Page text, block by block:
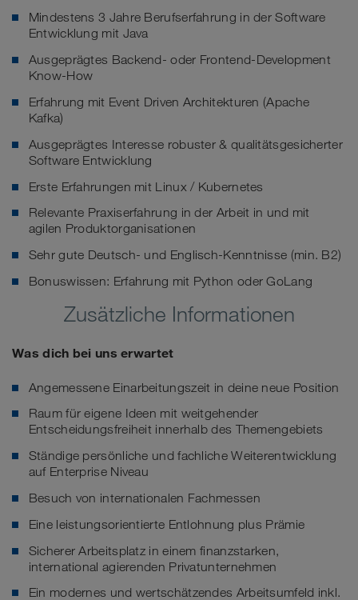
Mindestens 3 Jahre Berufserfahrung in der Software
Entwicklung mit Java
Ausgeprägtes Backend- oder Frontend-Development
Know-How
Erfahrung mit Event Driven Architekturen (Apache
Kafka)
Ausgeprägtes Interesse robuster & qualitätsgesicherter
Software Entwicklung
Erste Erfahrungen mit Linux / Kubernetes
Relevante Praxiserfahrung in der Arbeit in und mit
agilen Produktorganisationen
Sehr gute Deutsch- und Englisch-Kenntnisse (min. B2)
Bonuswissen: Erfahrung mit Python oder GoLang
Zusätzliche Informationen
Was dich bei uns erwartet
Angemessene Einarbeitungszeit in deine neue Position
Raum für eigene Ideen mit weitgehender
Entscheidungsfreiheit innerhalb des Themengebiets
Ständige persönliche und fachliche Weiterentwicklung
auf Enterprise Niveau
Besuch von internationalen Fachmessen
Eine leistungsorientierte Entlohnung plus Prämie
Sicherer Arbeitsplatz in einem finanzstarken,
international agierenden Privatunternehmen
Ein modernes und wertschätzendes Arbeitsumfeld inkl.